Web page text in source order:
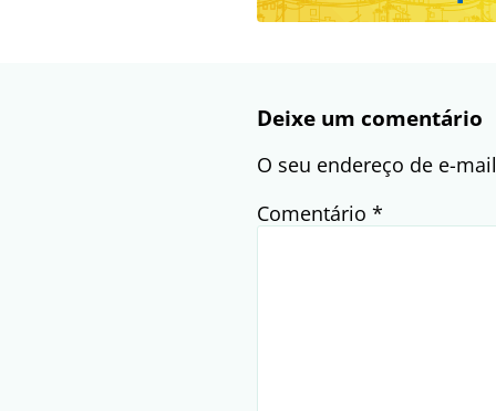
Deixe um comentário
O seu endereço de e-
Comentário *